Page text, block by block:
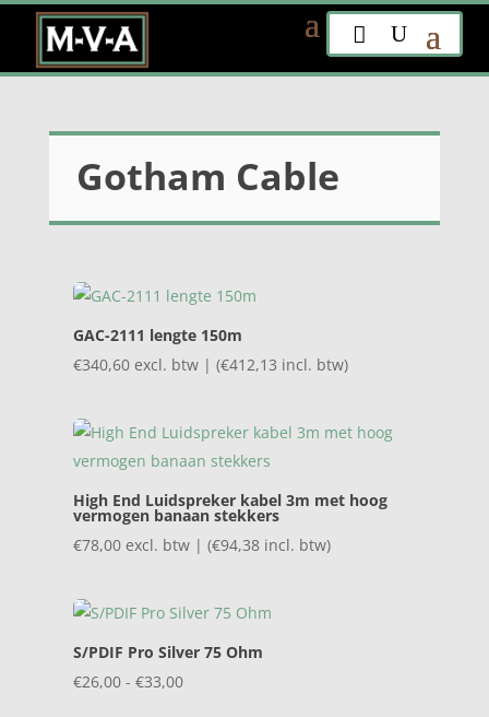
Gotham Cable
GAC-2111 lengte 150m
€340,60 excl. btw | (€412,13 incl. btw)
High End Luidspreker kabel 3m met hoog
vermogen banaan stekkers
€78,00 excl. btw | (€94,38incl. btw)
S/PDIF Pro Silver 75 Ohm
€26,00 - €33,00Prijsklasse: